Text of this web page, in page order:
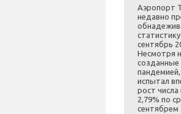
Аэропорт
недавно
сентябрь
Несмотря
созданные
испытал
рост числа
2,79% по
сентябрем